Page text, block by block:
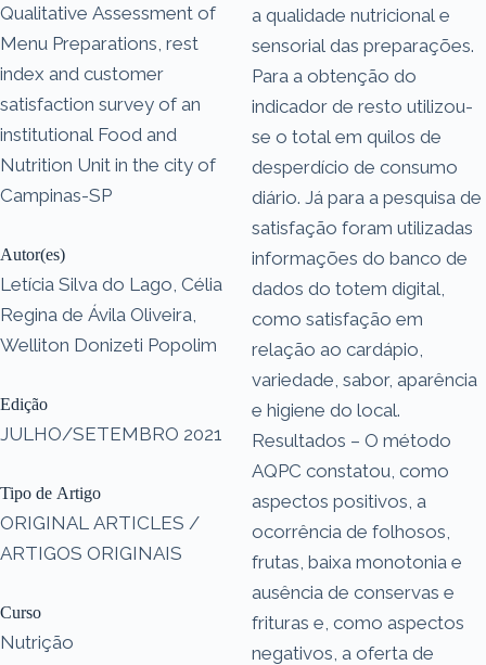
Qualitative Assessment of
Menu Preparations, rest
index and customer
satisfaction survey of an
institutional Food and
Nutrition Unit in the city of
Campinas-SP
Autor(es)
Letícia Silva do Lago, Célia
Regina de Ávila Oliveira,
Welliton Donizeti Popolim
Edição
JULHO/SETEMBRO 2021
Tipo de Artigo
ORIGINAL ARTICLES /
ARTIGOS ORIGINAIS
Curso
Nutrição
a qualidade nutricional e
sensorial das preparações.
Para a obtenção do
indicador de resto utilizou-
se o total em quilos de
desperdício de consumo
diário. Já para a pesquisa de
satisfação foram utilizadas
informações do banco de
dados do totem digital,
como satisfação em
relação ao cardápio,
variedade, sabor, aparência
e higiene do local.
Resultados – O método
AQPC constatou, como
aspectos positivos, a
ocorrência de folhosos,
frutas, baixa monotonia e
ausência de conservas e
frituras e, como aspectos
negativos, a oferta de